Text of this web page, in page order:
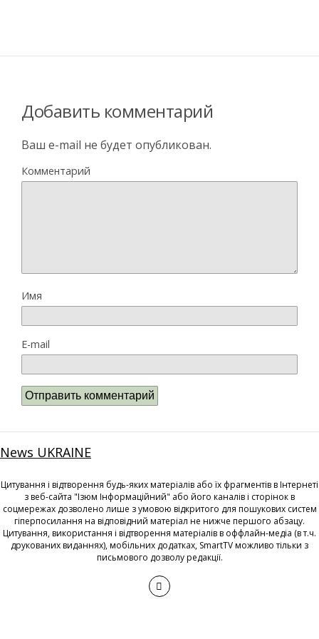
Добавить комментарий
Ваш e-mail не будет опубликован.
Комментарий
Имя
E-mail
News UKRAINE
Цитування і відтворення будь-яких матеріалів або їх фрагментів в Інтернеті
з веб-сайта "Ізюм Інформаційний" або його каналів і сторінок в
соцмережах дозволено лише з умовою відкритого для пошукових систем
гіперпосилання на відповідний матеріал не нижче першого абзацу.
Цитування, використання і відтворення матеріалів в оффлайн-медіа (в т.ч.
друкованих виданнях), мобільних додатках, SmartTV можливо тільки з
письмового дозволу редакції.